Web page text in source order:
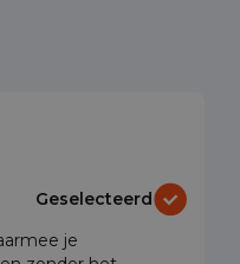
Geselecteerd
je